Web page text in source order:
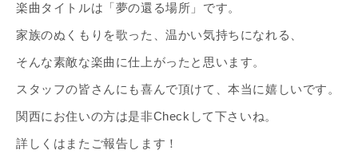
楽曲タイトルは「夢の還る場所」です。
家族のぬくもりを歌った、温かい気持ちになれる、
そんな素敵な楽曲に仕上がったと思います。
スタッフの皆さんにも喜んで頂けて、本当に嬉しいです。
関西にお住いの方は是非Checkして下さいね。
詳しくはまたご報告します！